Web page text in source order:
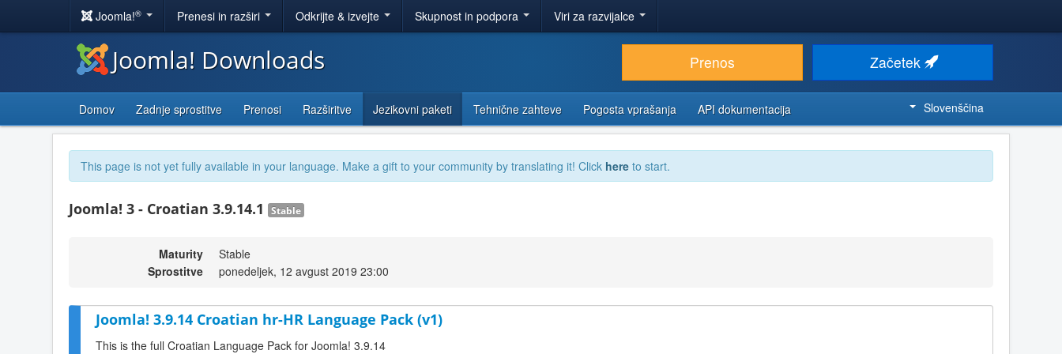
Joomla!® Prenesi in razširi Odkrijte & izvejte Skupnost in podpora Viri za razvijalce
Joomla! Downloads Prenos Začetek
Domov Zadnje sprostitve Prenosi Razširitve Jezikovni paketi Tehnične zahteve Pogosta vprašanja API dokumentacija Slovenščina
This page is not yet fully available in your language. Make a gift to your community by translating it! Click here to start.
Joomla! 3 - Croatian 3.9.14.1 Stable
Maturity
Stable
Sprostitve
ponedeljek, 12 avgust 2019 23:00
Joomla! 3.9.14 Croatian hr-HR Language Pack (v1)
This is the full Croatian Language Pack for Joomla! 3.9.14